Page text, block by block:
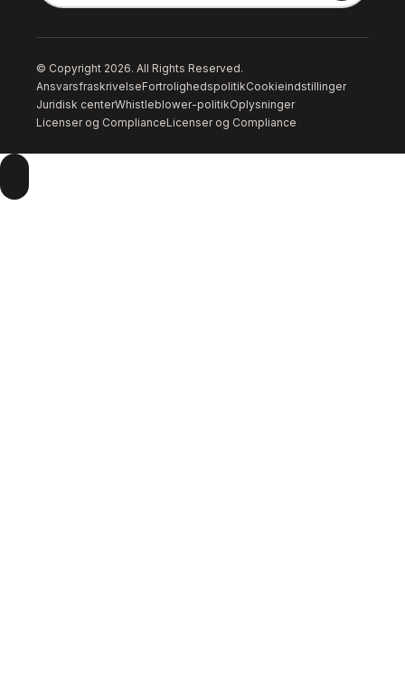
© Copyright 2026. All Rights Reserved.
AnsvarsfraskrivelseFortrolighedspolitikCookieindstillinger
Juridisk centerWhistleblower-politikOplysninger
Licenser og ComplianceLicenser og Compliance